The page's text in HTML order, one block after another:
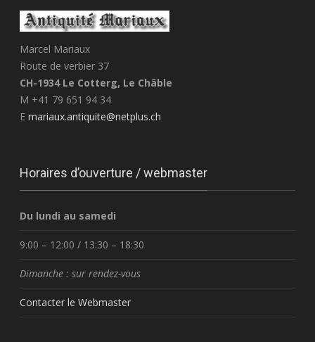
Marcel Mariaux
Route de verbier 37
CH-1934 Le Cotterg, Le Châble
M +41 79 651 94 34
E mariaux.antiquite@netplus.ch
Horaires d’ouverture / webmaster
Du lundi au samedi
9:00 – 12:00 / 13:30 – 18:30
Dimanche : sur rendez-vous
Contacter le Webmaster